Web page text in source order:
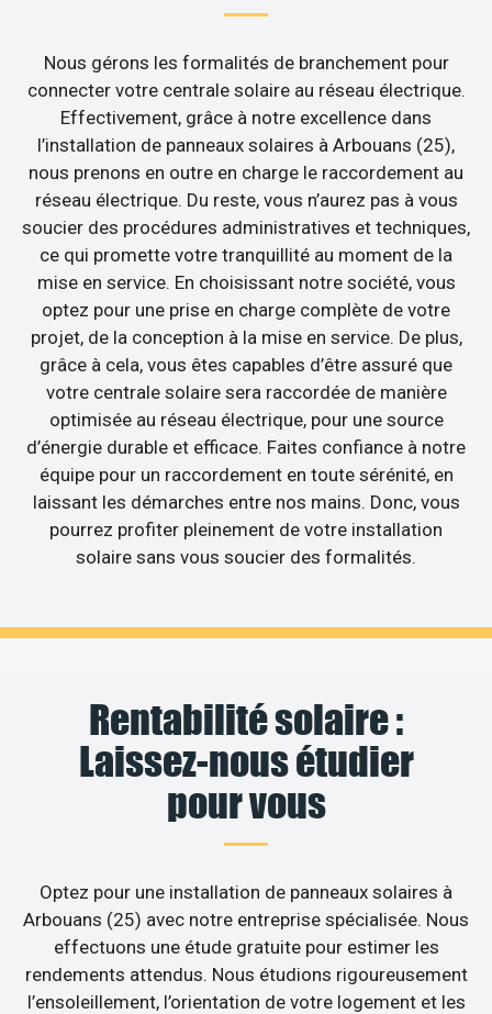
Nous gérons les formalités de branchement pour
connecter votre centrale solaire au réseau électrique.
Effectivement, grâce à notre excellence dans
l’installation de panneaux solaires à Arbouans (25),
nous prenons en outre en charge le raccordement au
réseau électrique. Du reste, vous n’aurez pas à vous
soucier des procédures administratives et techniques,
ce qui promette votre tranquillité au moment de la
mise en service. En choisissant notre société, vous
optez pour une prise en charge complète de votre
projet, de la conception à la mise en service. De plus,
grâce à cela, vous êtes capables d’être assuré que
votre centrale solaire sera raccordée de manière
optimisée au réseau électrique, pour une source
d’énergie durable et efficace. Faites confiance à notre
équipe pour un raccordement en toute sérénité, en
laissant les démarches entre nos mains. Donc, vous
pourrez profiter pleinement de votre installation
solaire sans vous soucier des formalités.
Rentabilité solaire :
Laissez-nous étudier
pour vous
Optez pour une installation de panneaux solaires à
Arbouans (25) avec notre entreprise spécialisée. Nous
effectuons une étude gratuite pour estimer les
rendements attendus. Nous étudions rigoureusement
l’ensoleillement, l’orientation de votre logement et les